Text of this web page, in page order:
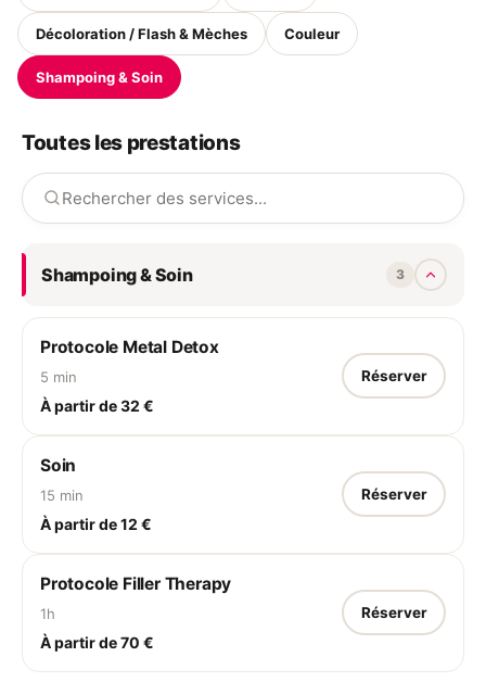
Décoloration / Flash & Mèches Couleur
Shampoing & Soin
Toutes les prestations
Shampoing & Soin 3
Protocole Metal Detox
5 min
À partir de 32 €
Réserver
Soin
15 min
À partir de 12 €
Réserver
Protocole Filler Therapy
1h
À partir de 70 €
Réserver